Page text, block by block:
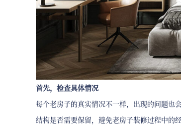
首先，检查具体情况
每个老房子的真实情况不一样，出现的问题也
结构是否需要保留，避免老房子装修过程中的经